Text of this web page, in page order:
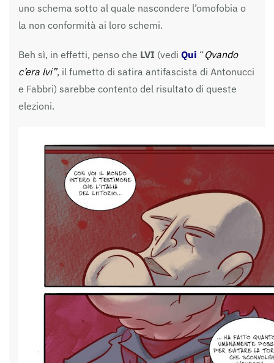
uno schema sotto al quale nascondere l’omofobia o
la non conformità ai loro schemi.
Beh sì, in effetti, penso che LVI (vedi Qui “Qvando
c’era lvi”, il fumetto di satira antifascista di Antonucci
e Fabbri) sarebbe contento del risultato di queste
elezioni.